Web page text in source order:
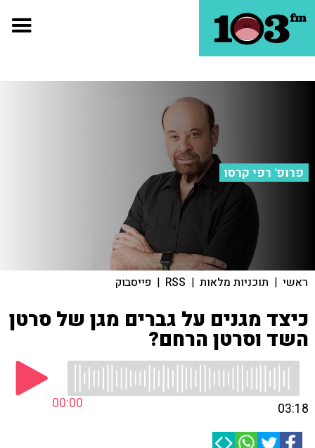
פרופ' רפי קרסו
ראשי | תוכניות מלאות |
RSS
| פייסבוק
כיצד מגנים על גברים מגן של סרטן
השד וסרטן הרחם?
00:00 03:18